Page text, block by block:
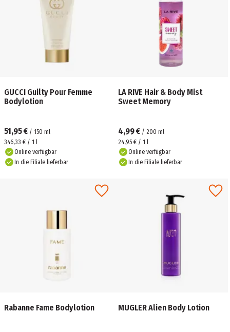
GUCCI Guilty Pour Femme
Bodylotion
51,95 € / 150 ml
346,33 € / 1 l
Online verfügbar
In die Filiale lieferbar
LA RIVE Hair & Body Mist
Sweet Memory
4,99 € / 200 ml
24,95 € / 1 l
Online verfügbar
In die Filiale lieferbar
Rabanne Fame Bodylotion MUGLER Alien Body Lotion